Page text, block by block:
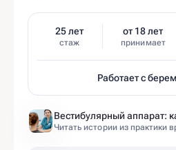
25 лет
стаж
от 18 лет
принимает
Работает с
Читать истории из практики